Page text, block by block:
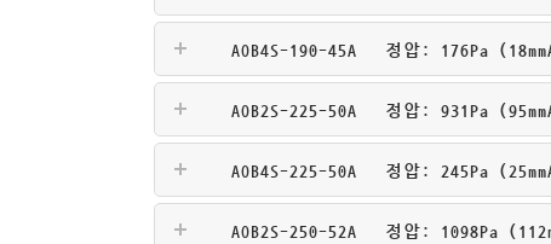
AOB4S-190-45A 정압: 176Pa
AOB2S-225-50A 정압: 931Pa
AOB4S-225-50A 정압: 245Pa
AOB2S-250-52A 정압: 1098Pa